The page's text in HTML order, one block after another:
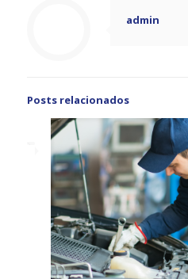
admin
Posts relacionados